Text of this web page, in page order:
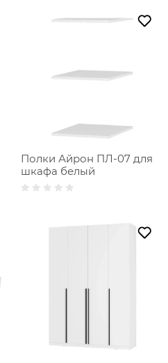
Полки Айрон ПЛ-07 для
шкафа белый